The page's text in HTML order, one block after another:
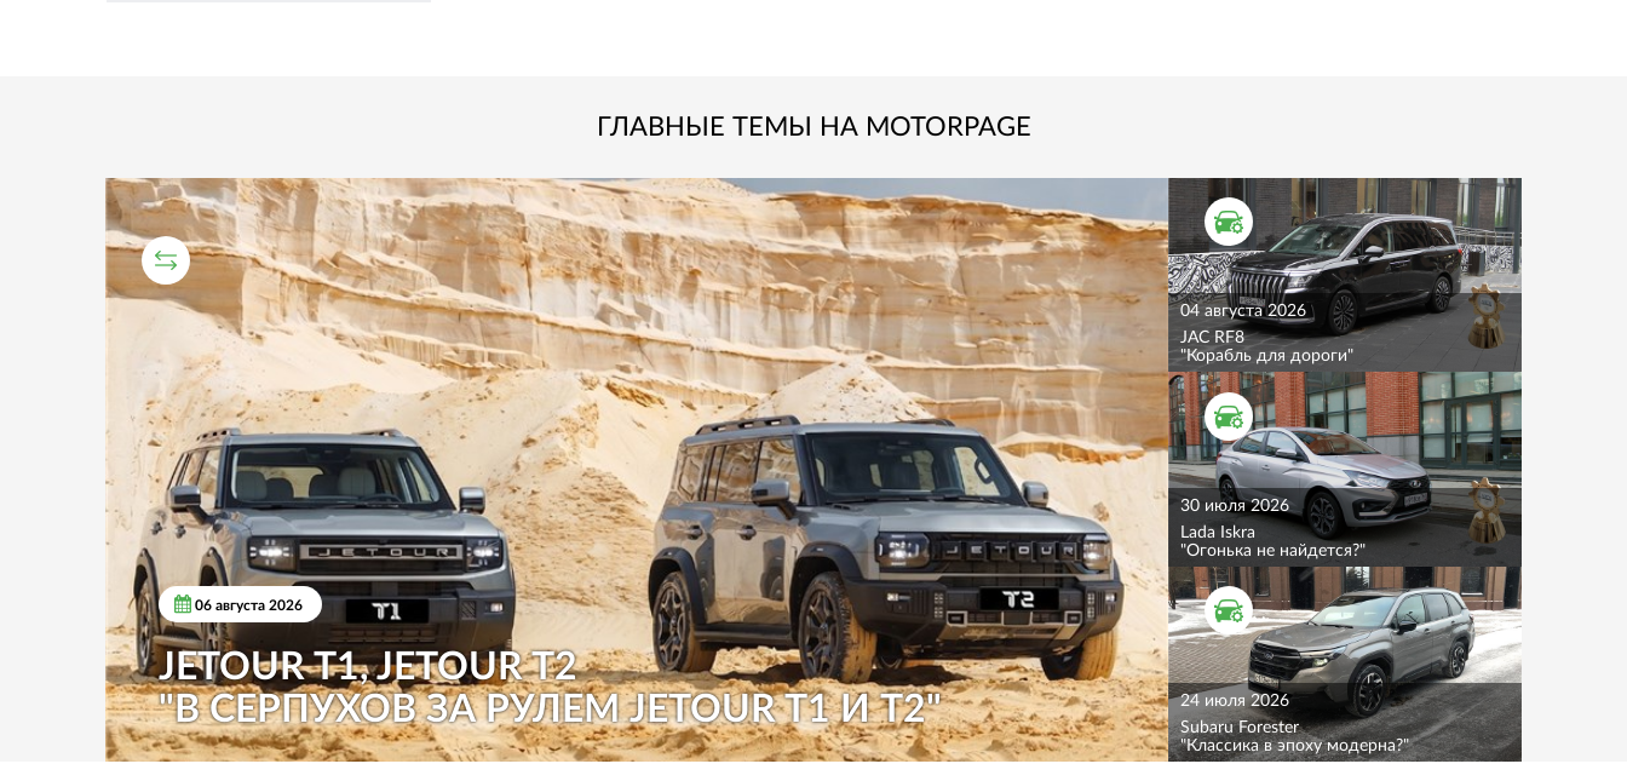
ГЛАВНЫЕ ТЕМЫ НА MOTORPAGE
СРАВНИТЕЛЬНЫЙ ТЕСТ
06 августа 2026
JETOUR T1, JETOUR T2
"В СЕРПУХОВ ЗА РУЛЕМ JETOUR T1 И T2"
ТЕСТ ДРАЙВ
04 августа 2026
JAC RF8
"Корабль для дороги"
ТЕСТ ДРАЙВ
30 июля 2026
Lada Iskra
"Огонька не найдется?"
ТЕСТ ДРАЙВ
24 июля 2026
Subaru Forester
"Классика в эпоху модерна?"